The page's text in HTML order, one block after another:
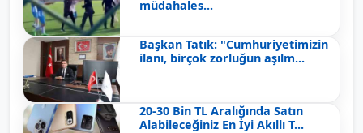
müdahales...
Başkan Tatık: "Cumhuriyetimizin
ilanı, birçok zorluğun aşılm...
20-30 Bin TL Aralığında Satın
Alabileceğiniz En İyi Akıllı T...